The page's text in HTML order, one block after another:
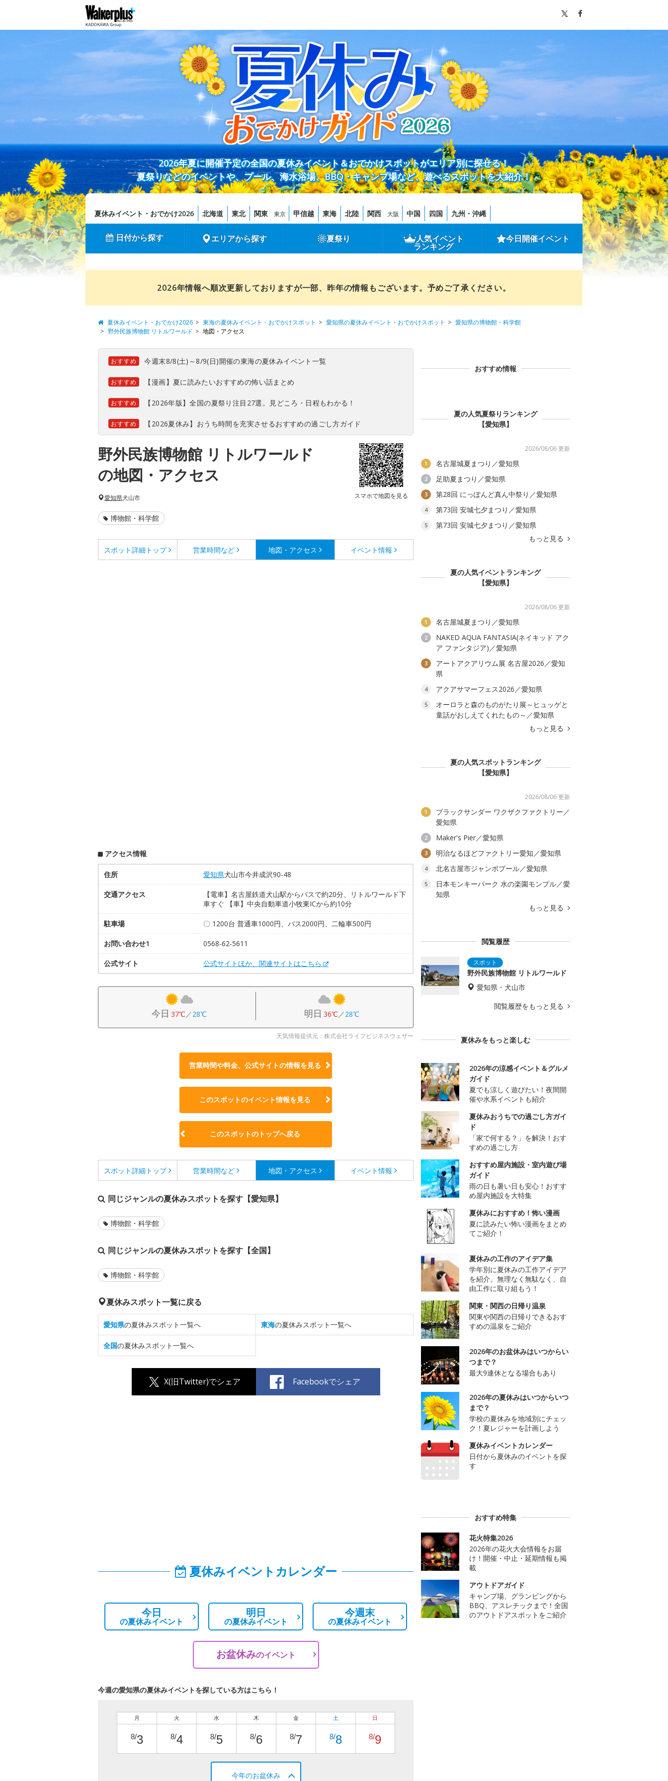
2026年夏に開催予定の全国の夏休みイベント＆おでかけスポットがエリア別に探せる！
夏祭りなどのイベントや、プール、海水浴場、BBQ・キャンプ場など、遊べるスポットを大紹介！
夏休みイベント・おでかけ2026 北海道 東北 関東 東京 甲信越 東海 北陸 関西 大阪 中国 四国 九州・沖縄
日付から探す エリアから探す 夏祭り 人気イベント
ランキング
今日開催イベント
2026年情報へ順次更新しておりますが一部、昨年の情報もございます。予めご了承ください。
夏休みイベント・おでかけ2026 東海の夏休みイベント・おでかけスポット 愛知県の夏休みイベント・おでかけスポット
愛知県の博物館・科学館
野外民族博物館 リトルワールド
地図・アクセス
おすすめ 今週末8/8(土)～8/9(日)開催の東海の夏休みイベント一覧
おすすめ 【漫画】夏に読みたいおすすめの怖い話まとめ
おすすめ 【2026年版】全国の夏祭り注目27選。見どころ・日程もわかる！
おすすめ 【2026夏休み】おうち時間を充実させるおすすめの過ごし方ガイド
野外民族博物館 リトルワールド
の地図・アクセス
スマホで地図を見る
愛知県犬山市
博物館・科学館
スポット詳細 トップ 営業時間など 地図・アクセス イベント情報
アクセス情報
住所 愛知県犬山市今井成沢90-48
交通アクセス
【電車】名古屋鉄道犬山駅からバスで約20分、リトルワールド下
車すぐ 【車】中央自動車道小牧東ICから約10分
駐車場 〇 1200台 普通車1000円、バス2000円、二輪車500円
お問い合わせ1 0568-62-5611
公式サイト 公式サイトほか、関連サイトはこちら
今日 37℃／28℃ 明日 36℃／28℃
天気情報提供元：株式会社ライフビジネスウェザー
営業時間や料金、公式サイトの情報を見る
このスポットのイベント情報を見る
このスポットのトップへ戻る
スポット詳細 トップ 営業時間など 地図・アクセス イベント情報
同じジャンルの夏休みスポットを探す【愛知県】
博物館・科学館
同じジャンルの夏休みスポットを探す【全国】
博物館・科学館
夏休みスポット一覧に戻る
愛知県の夏休みスポット一覧へ 東海の夏休みスポット一覧へ
全国の夏休みスポット一覧へ
X(旧Twitter)でシェア Facebookでシェア
夏休みイベントカレンダー
今日
の夏休みイベント
明日
の夏休みイベント
今週末
の夏休みイベント
お盆休みのイベント
今週の愛知県の夏休みイベントを探している方はこちら！
月
8/3
火
8/4
水
8/5
木
8/6
金
8/7
土
8/8
日
8/9
今年のお盆休み
おすすめ情報
夏の人気夏祭りランキング
【愛知県】
2026/08/06 更新
1 名古屋城夏まつり／愛知県
2 足助夏まつり／愛知県
3 第28回 にっぽんど真ん中祭り／愛知県
4 第73回 安城七夕まつり／愛知県
5
第73回 安城七夕まつり／愛知県
もっと見る
夏の人気イベントランキング
【愛知県】
2026/08/06 更新
1 名古屋城夏まつり／愛知県
2
NAKED AQUA FANTASIA(ネイキッド アク
ア ファンタジア)／愛知県
3
アートアクアリウム展 名古屋2026／愛知
県
4 アクアサマーフェス2026／愛知県
5
オーロラと森のものがたり展～ヒュッゲと
童話がおしえてくれたもの～／愛知県
もっと見る
夏の人気スポットランキング
【愛知県】
2026/08/06 更新
1
ブラックサンダー ワクザクファクトリー／
愛知県
2 Maker's Pier／愛知県
3 明治なるほどファクトリー愛知／愛知県
4 北名古屋市ジャンボプール／愛知県
5
日本モンキーパーク 水の楽園モンプル／愛
知県
もっと見る
閲覧履歴
野外民族博物館 リトルワールド
愛知県・犬山市
閲覧履歴をもっと見る
夏休みをもっと楽しむ
2026年の涼感イベント＆グルメ
ガイド
夏でも涼しく遊びたい！夜間開
催や水系イベントも紹介
夏休みおうちでの過ごし方ガイ
ド
「家で何する？」を解決！おす
すめの過ごし方
おすすめ屋内施設・室内遊び場
ガイド
雨の日も暑い日も安心！おすす
め屋内施設を大特集
夏休みにおすすめ！怖い漫画
夏に読みたい怖い漫画をまとめ
てご紹介！
夏休みの工作のアイデア集
学年別に夏休みの工作アイデア
を紹介。無理なく無駄なく、自
由工作に取り組もう！
関東・関西の日帰り温泉
関東や関西の日帰りできるおす
すめの温泉をご紹介
2026年のお盆休みはいつからい
つまで？
最大9連休となる場合もあり
2026年の夏休みはいつからいつ
まで？
学校の夏休みを地域別にチェッ
ク！夏レジャーを計画しよう
夏休みイベントカレンダー
日付から夏休みのイベントを探
す
おすすめ特集
花火特集2026
2026年の花火大会情報をお届
け！開催・中止・延期情報も掲
載
アウトドアガイド
キャンプ場、グランピングから
BBQ、アスレチックまで！全国
のアウトドアスポットをご紹介